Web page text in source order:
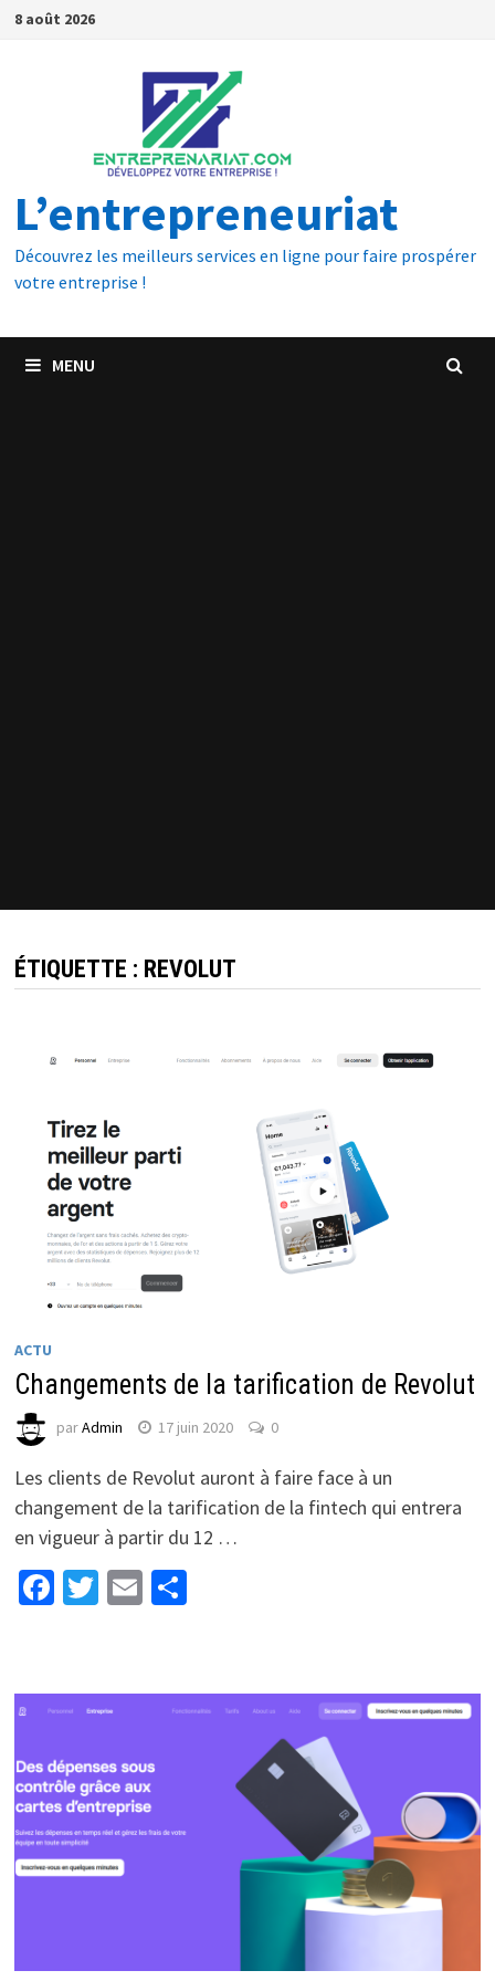
8 août 2026
L’entrepreneuriat
Découvrez les meilleurs services en ligne pour faire prospérer
votre entreprise !
MENU
ÉTIQUETTE : REVOLUT
ACTU
Changements de la tarification de Revolut
parAdmin 17 juin 2020 0
Les clients de Revolut auront à faire face à un
changement de la tarification de la fintech qui entrera
en vigueur à partir du 12 …
Facebook
Twitter
EmailPartager